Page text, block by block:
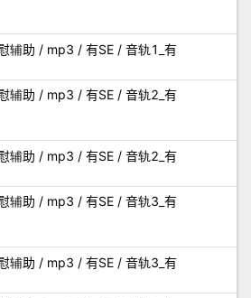
辅助 / mp3 / 有SE / 音轨1_有
辅助 / mp3 / 有SE / 音轨2_有
辅助 / mp3 / 有SE / 音轨2_有
辅助 / mp3 / 有SE / 音轨3_有
辅助 / mp3 / 有SE / 音轨3_有